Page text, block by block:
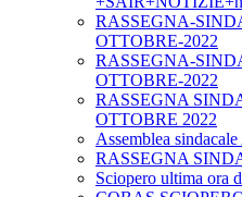
RASSEGNA-
OTTOBRE-2022
RASSEGNA-
OTTOBRE-2022
RASSEGNA
OTTOBRE 2022
Assemblea
RASSEGNA
Sciopero ultima ora